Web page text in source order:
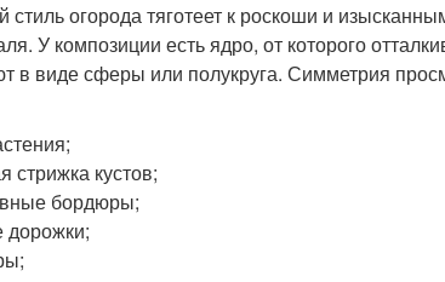
стиль огорода тяготеет к роскоши и
У композиции есть ядро, от которого
в виде сферы или полукруга. Симметрия
стрижка кустов;
бордюры;